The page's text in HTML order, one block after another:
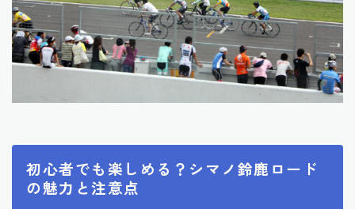
初心者でも楽しめる？シマノ鈴鹿ロード
の魅力と注意点